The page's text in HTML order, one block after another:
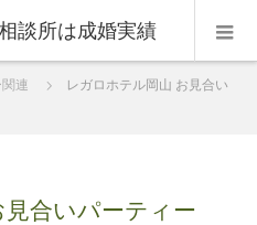
談所は成婚実績
ごみ)へ。
連
レガロホテル岡山 お見合い
合いパーティー